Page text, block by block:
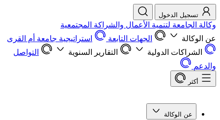
تسجيل الدخول
وكالة الجامعة لتنمية الأعمال والشراكة المجتمعية
عن الوكالة
الجهات التابعة
استراتيجية جامعة أم القرى
الشراكات الدولية
التقارير السنوية
التواصل
والدعم
أكثر
عن الوكالة